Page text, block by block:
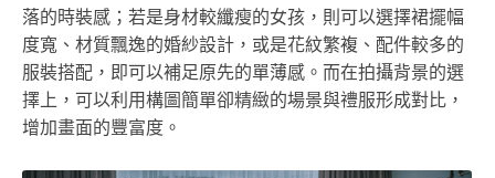
落的時裝感；若是身材較纖瘦的女孩，則可以選擇裙擺幅
度寬、材質飄逸的婚紗設計，或是花紋繁複、配件較多的
服裝搭配，即可以補足原先的單薄感。而在拍攝背景的選
擇上，可以利用構圖簡單卻精緻的場景與禮服形成對比，
增加畫面的豐富度。